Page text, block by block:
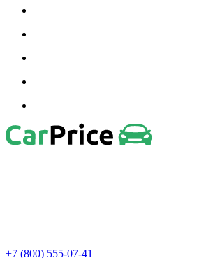
+7 (800) 555-07-41